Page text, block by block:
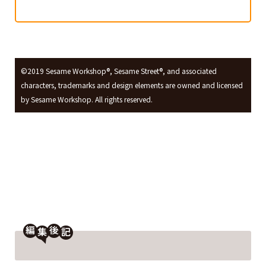
©2019 Sesame Workshop®︎, Sesame Street®, and associated
characters, trademarks and design elements are owned and licensed
by Sesame Workshop. All rights reserved.
編 後